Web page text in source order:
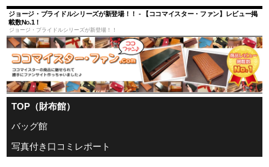
ジョージ・ブライドルシリーズが新登場！！ - 【ココマイスター・ファン】レビュー掲
載数No.1！
ジョージ・ブライドルシリーズが新登場！！
TOP（財布館）
バッグ館
写真付き口コミレポート